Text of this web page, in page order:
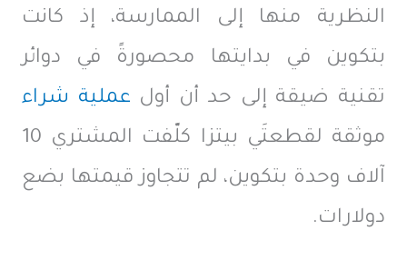
النظرية منها إلى الممارسة، إذ كانت
بتكوين في بدايتها محصورةً في دوائر
تقنية ضيقة إلى حد أن أول عملية شراء
موثقة لقطعتَي بيتزا كلّفت المشتري 10
آلاف وحدة بتكوين، لم تتجاوز قيمتها بضع
دولارات.